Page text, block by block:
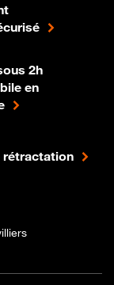
2h
en
rétractation